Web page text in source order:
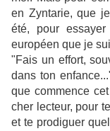
en Zyntarie, que
été, pour
européen que je
"Fais un effort,
dans ton
que commence
cher lecteur, pour
et te prodiguer